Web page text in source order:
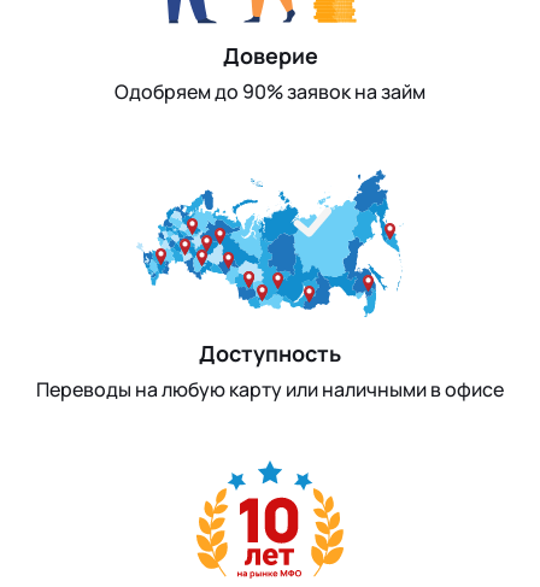
Доверие
Одобряем до 90% заявок на займ
Доступность
Переводы на любую карту или наличными в офисе